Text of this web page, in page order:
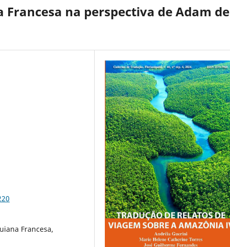
na perspectiva de Adam de
Francesa,